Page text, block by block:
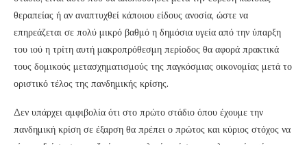
θεραπείας ή αν αναπτυχθεί κάποιου είδους ανοσία, ώστε να
επηρεάζεται σε πολύ μικρό βαθμό η δημόσια υγεία από την ύπαρξη
του ιού η τρίτη αυτή μακροπρόθεσμη περίοδος θα αφορά πρακτικά
τους δομικούς μετασχηματισμούς της παγκόσμιας οικονομίας μετά το
οριστικό τέλος της πανδημικής κρίσης.
Δεν υπάρχει αμφιβολία ότι στο πρώτο στάδιο όπου έχουμε την
πανδημική κρίση σε έξαρση θα πρέπει ο πρώτος και κύριος στόχος να